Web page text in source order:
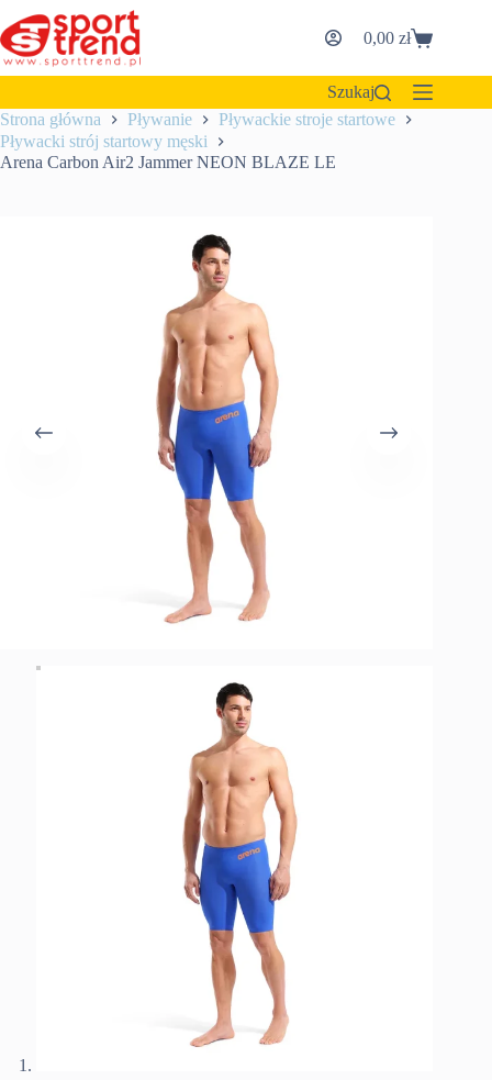
do
treści
Koszyk
0,00zł
Szukaj
Strona główna
Pływanie
Pływackie stroje startowe
Pływacki strój startowy męski
Arena Carbon Air2 Jammer NEON BLAZE LE